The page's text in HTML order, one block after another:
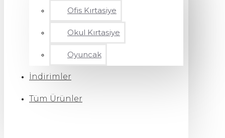
Ofis Kırtasiye
Okul Kırtasiye
Oyuncak
İndirimler
Tüm Ürünler